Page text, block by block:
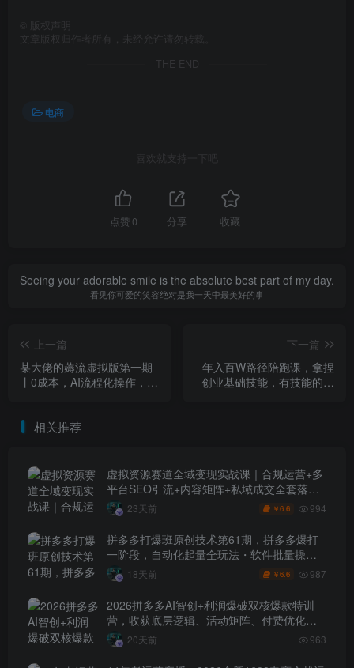
版权声明
文章版权归作者所有，未经允许请勿转载。
THE END
电商
喜欢就支持一下吧
点赞 0 分享 收藏
Seeing your adorable smile is the absolute best part of my day.
看见你可爱的笑容绝对是我一天中最美好的事
上一篇
某大佬的薅流虚拟版第一期
丨0成本，AI流程化操作，长
下一篇
年入百W路径陪跑课，拿捏
创业基础技能，有技能的创
相关推荐
虚拟资源赛道全域变现实战课｜合规运营+多
平台SEO引流+内容矩阵+私域成交全套落地
玩法23天前 ￥6.6 994
拼多多打爆班原创技术第61期，拼多多爆打
一阶段，自动化起量全玩法・软件批量操
作・投产优化・大促矩阵实战课
18天前 ￥6.6 987
2026拼多多AI智创+利润爆破双核爆款特训
营，收获底层逻辑、活动矩阵、付费优化、
0-1打爆SOP
20天前 963